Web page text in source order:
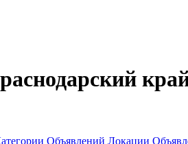
Объявлений Локации